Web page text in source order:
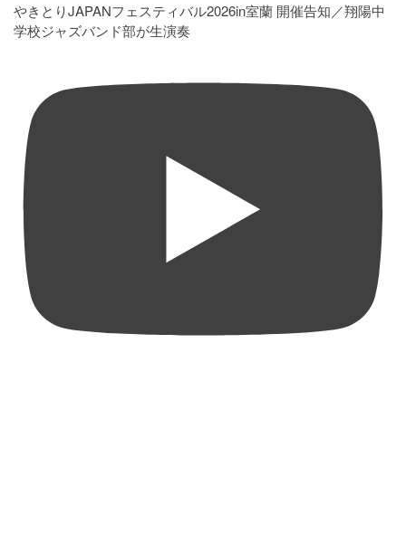
やきとりJAPANフェスティバル2026in室蘭 開催告知／翔陽中
学校ジャズバンド部が生演奏